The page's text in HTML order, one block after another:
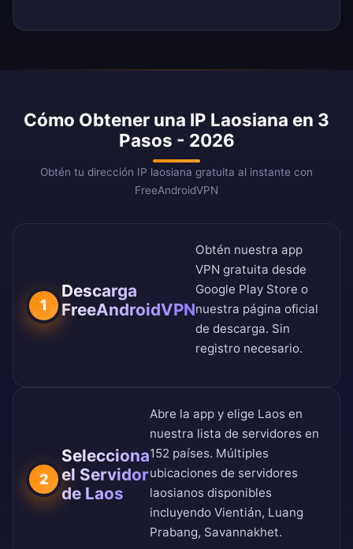
Cómo Obtener una IP Laosiana en 3
Pasos - 2026
Obtén tu dirección IP laosiana gratuita al instante con
FreeAndroidVPN
1
Descarga
FreeAndroidVPN
Obtén nuestra app
VPN gratuita desde
Google Play Store o
nuestra página oficial
de descarga. Sin
registro necesario.
2
Selecciona
el Servidor
de Laos
Abre la app y elige Laos en
nuestra lista de servidores en
152 países. Múltiples
ubicaciones de servidores
laosianos disponibles
incluyendo Vientián, Luang
Prabang, Savannakhet.